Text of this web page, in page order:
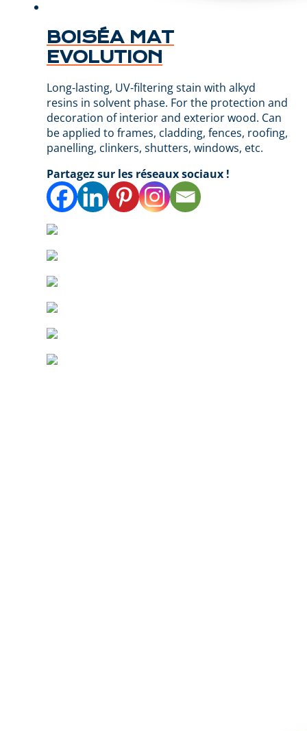
BOISÉA MAT
EVOLUTION
Long-lasting, UV-filtering stain with alkyd
resins in solvent phase. For the protection and
decoration of interior and exterior wood. Can
be applied to frames, cladding, fences, roofing,
panelling, clinkers, shutters, windows, etc.
Partagez sur les réseaux sociaux !